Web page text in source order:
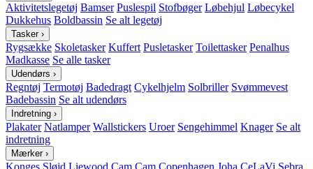
Aktivitetslegetøj Bamser Puslespil Stofbøger Løbehjul Løbecykel
Dukkehus Boldbassin Se alt legetøj
Tasker ›
Rygsække Skoletasker Kuffert Pusletasker Toilettasker Penalhus
Madkasse Se alle tasker
Udendørs ›
Regntøj Termotøj Badedragt Cykelhjelm Solbriller Svømmevest
Badebassin Se alt udendørs
Indretning ›
Plakater Natlamper Wallstickers Uroer Sengehimmel Knager Se alt
indretning
Mærker ›
Konges Sløjd Liewood Cam Cam Copenhagen Joha CeLaVi Sebra